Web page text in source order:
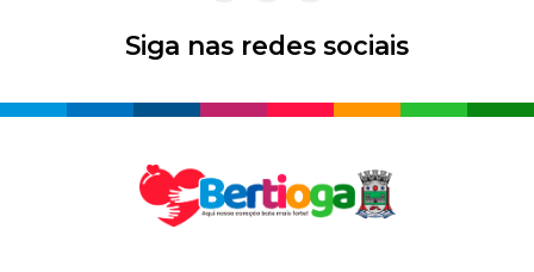
Siga nas redes sociais